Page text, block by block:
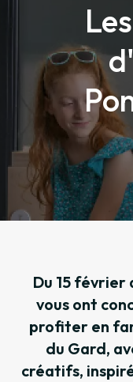
Du 15 février
vous ont
profiter en
du Gard,
créatifs,